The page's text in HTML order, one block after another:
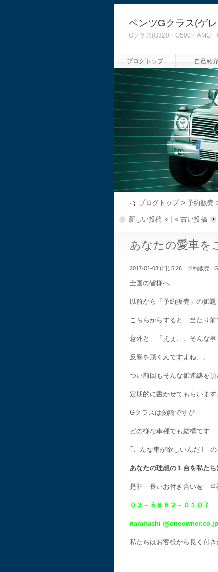
ベンツGクラス(ゲ
Gクラス(G320・G500・AMG
ブログトップ 自己紹
ブログトップ> 予約販売
新しい投稿 » « 古い投稿
あなたの愛車を
2017-01-08 (日) 5:26 予約販売
全国の皆様へ
以前から「予約販売」の御題
こちらからすると 当たり前
意外と 「えぇ、、そんな事
反響を頂くんですよね、、
つい前回もそんな御連絡を頂
定期的に書かせてもらいます
Gクラスは勿論ですが
どの様な車種でも結構です
｢こんな車が欲しいんだ｣ の
あなたの理想の１台を私たち
是非 長いお付き合いを 当
０３－５６６２－０１０７
narahashi @oneowner.co.jp
私たちはお客様から長く付